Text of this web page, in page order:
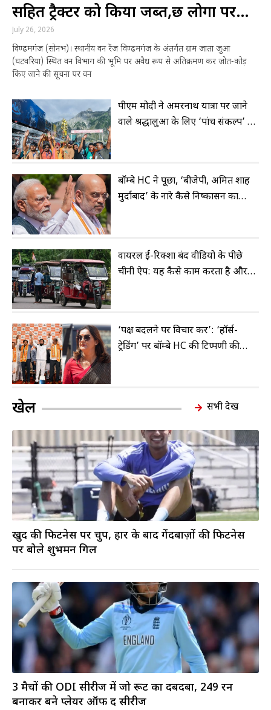
सहित ट्रैक्टर को किया जब्त,छ लोगों पर
मुकदमा दर्ज
July 26, 2026
विण्ढमगंज (सोनभद्र)। स्थानीय वन रेंज विण्ढमगंज के अंतर्गत ग्राम जाता जुआ
(घटवरिया) स्थित वन विभाग की भूमि पर अवैध रूप से अतिक्रमण कर जोत-कोड़
किए जाने की सूचना पर वन
पीएम मोदी ने अमरनाथ यात्रा पर जाने
वाले श्रद्धालुओं के लिए ‘पांच संकल्प’ की
बॉम्बे HC ने पूछा, ‘बीजेपी, अमित शाह
मुर्दाबाद’ के नारे कैसे निष्कासन का
वायरल ई-रिक्शा बंद वीडियो के पीछे
चीनी ऐप: यह कैसे काम करता है और
‘पक्ष बदलने पर विचार करें’: ‘हॉर्स-
ट्रेडिंग’ पर बॉम्बे HC की टिप्पणी की
खेल सभी देखें
खुद की फिटनेस पर चुप, हार के बाद गेंदबाज़ों की फिटनेस
पर बोले शुभमन गिल
3 मैचों की ODI सीरीज में जो रूट का दबदबा, 249 रन
बनाकर बने प्लेयर ऑफ द सीरीज